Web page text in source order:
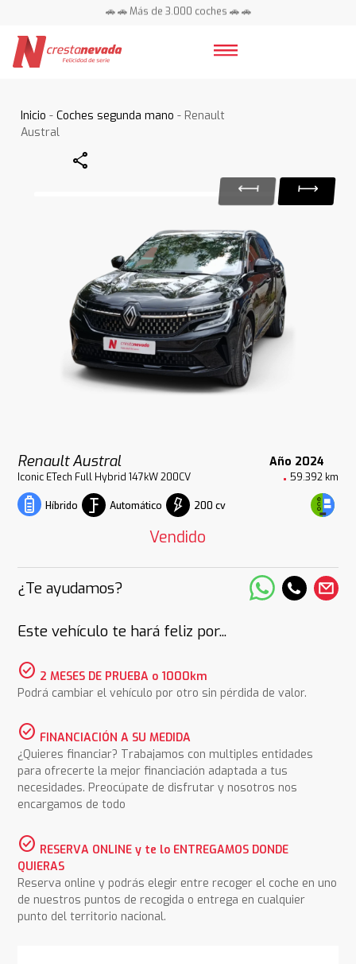
🚗 🚗 Más de 3.000 coches 🚗 🚗
Inicio -Coches segunda mano - Renault
Austral
Share
Renault Austral Año 2024
Iconic ETech Full Hybrid 147kW 200CV 59.392 km
Híbrido Automático 200 cv
Vendido
¿Te ayudamos?
Este vehículo te hará feliz por...
check_circle 2 MESES DE PRUEBA o 1000km
Podrá cambiar el vehículo por otro sin pérdida de valor.
check_circle FINANCIACIÓN A SU MEDIDA
¿Quieres financiar? Trabajamos con multiples entidades
para ofrecerte la mejor financiación adaptada a tus
necesidades. Preocúpate de disfrutar y nosotros nos
encargamos de todo
check_circle RESERVA ONLINE y te lo ENTREGAMOS DONDE
QUIERAS
Reserva online y podrás elegir entre recoger el coche en uno
de nuestros puntos de recogida o entrega en cualquier
punto del territorio nacional.